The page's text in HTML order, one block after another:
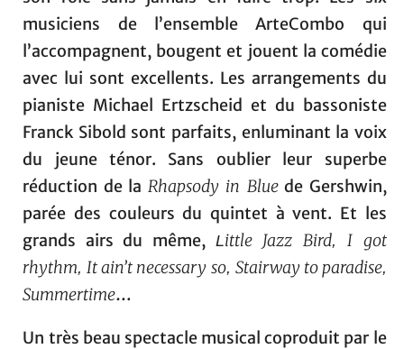
musiciens de l’ensemble ArteCombo qui
l’accompagnent, bougent et jouent la comédie
avec lui sont excellents. Les arrangements du
pianiste Michael Ertzscheid et du bassoniste
Franck Sibold sont parfaits, enluminant la voix
du jeune ténor. Sans oublier leur superbe
réduction de la Rhapsody in Bluede Gershwin,
parée des couleurs du quintet à vent. Et les
grands airs du même, Little Jazz Bird,I got
rhythm,It ain’t necessary so, Stairway to paradise,
Summertime…
Un très beau spectacle musical coproduit par le